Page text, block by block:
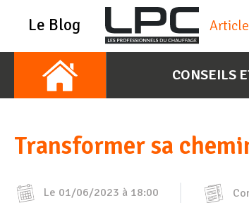
Le Blog
CONSEILS
Transformer sa
Le 01/06/2023 à 18:00